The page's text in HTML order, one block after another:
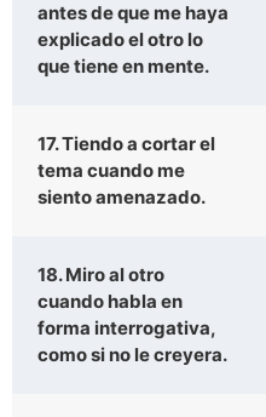
antes de que me haya
explicado el otro lo
que tiene en mente.
17. Tiendo a cortar el
tema cuando me
siento amenazado.
18. Miro al otro
cuando habla en
forma interrogativa,
como si no le creyera.